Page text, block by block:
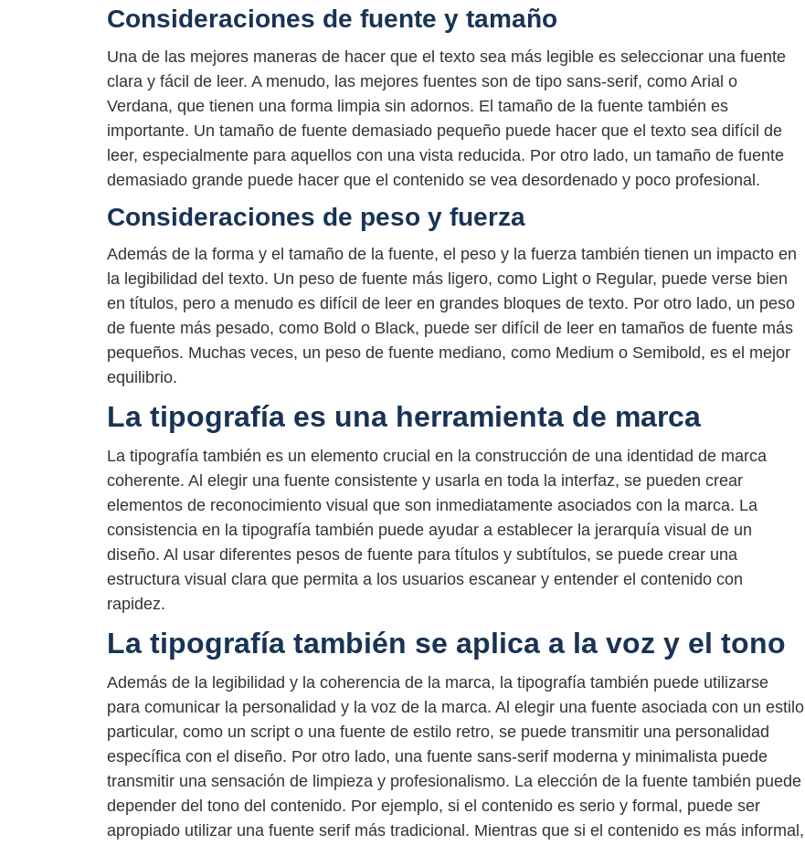
Consideraciones de fuente y tamaño
Una de las mejores maneras de hacer que el texto sea más legible es seleccionar una fuente
clara y fácil de leer. A menudo, las mejores fuentes son de tipo sans-serif, como Arial o
Verdana, que tienen una forma limpia sin adornos. El tamaño de la fuente también es
importante. Un tamaño de fuente demasiado pequeño puede hacer que el texto sea difícil de
leer, especialmente para aquellos con una vista reducida. Por otro lado, un tamaño de fuente
demasiado grande puede hacer que el contenido se vea desordenado y poco profesional.
Consideraciones de peso y fuerza
Además de la forma y el tamaño de la fuente, el peso y la fuerza también tienen un impacto en
la legibilidad del texto. Un peso de fuente más ligero, como Light o Regular, puede verse bien
en títulos, pero a menudo es difícil de leer en grandes bloques de texto. Por otro lado, un peso
de fuente más pesado, como Bold o Black, puede ser difícil de leer en tamaños de fuente más
pequeños. Muchas veces, un peso de fuente mediano, como Medium o Semibold, es el mejor
equilibrio.
La tipografía es una herramienta de marca
La tipografía también es un elemento crucial en la construcción de una identidad de marca
coherente. Al elegir una fuente consistente y usarla en toda la interfaz, se pueden crear
elementos de reconocimiento visual que son inmediatamente asociados con la marca. La
consistencia en la tipografía también puede ayudar a establecer la jerarquía visual de un
diseño. Al usar diferentes pesos de fuente para títulos y subtítulos, se puede crear una
estructura visual clara que permita a los usuarios escanear y entender el contenido con
rapidez.
La tipografía también se aplica a la voz y el tono
Además de la legibilidad y la coherencia de la marca, la tipografía también puede utilizarse
para comunicar la personalidad y la voz de la marca. Al elegir una fuente asociada con un estilo
particular, como un script o una fuente de estilo retro, se puede transmitir una personalidad
específica con el diseño. Por otro lado, una fuente sans-serif moderna y minimalista puede
transmitir una sensación de limpieza y profesionalismo. La elección de la fuente también puede
depender del tono del contenido. Por ejemplo, si el contenido es serio y formal, puede ser
apropiado utilizar una fuente serif más tradicional. Mientras que si el contenido es más informal,